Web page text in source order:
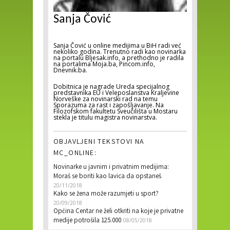
Sanja Čović
Sanja Čović u online medijima u BiH radi već
nekoliko godina. Trenutno radi kao novinarka
na portalu Bljesak.info, a prethodno je radila
na portalima Moja.ba, Pincom.info,
Dnevnik.ba.
Dobitnica je nagrade Ureda specijalnog
predstavnika EU i Veleposlanstva Kraljevine
Norveške za novinarski rad na temu
Sporazuma za rast i zapošljavanje. Na
Filozofskom fakultetu Sveučilišta u Mostaru
stekla je titulu magistra novinarstva.
OBJAVLJENI TEKSTOVI NA
MC_ONLINE:
Novinarke u javnim i privatnim medijima:
Moraš se boriti kao lavica da opstaneš
20/11/2018
Kako se žena može razumjeti u sport?
20/09/2018
Općina Centar ne želi otkriti na koje je privatne
medije potrošila 125.000 08/05/2018